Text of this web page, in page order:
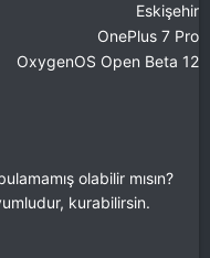
Eskişehir
OnePlus 7 Pro
OxygenOS Open Beta 12
olabilir mısın?
kurabilirsin.